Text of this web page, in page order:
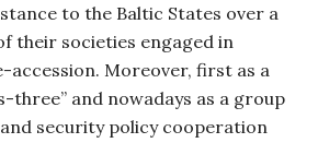
to the Baltic States over a
their societies engaged in
Moreover, first as a
three” and nowadays as a group
security policy cooperation